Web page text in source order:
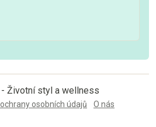
Životní styl a wellness
osobních údajů O nás